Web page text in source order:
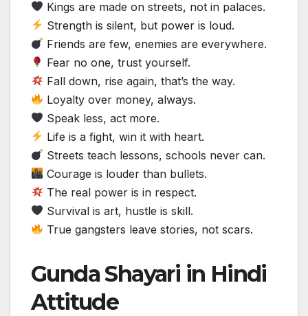
Kings are made on streets, not in palaces.
Strength is silent, but power is loud.
Friends are few, enemies are everywhere.
Fear no one, trust yourself.
Fall down, rise again, that’s the way.
Loyalty over money, always.
Speak less, act more.
Life is a fight, win it with heart.
Streets teach lessons, schools never can.
Courage is louder than bullets.
The real power is in respect.
Survival is art, hustle is skill.
True gangsters leave stories, not scars.
Gunda Shayari in Hindi
Attitude